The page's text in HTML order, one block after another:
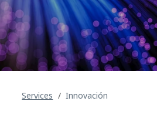
Services Innovación